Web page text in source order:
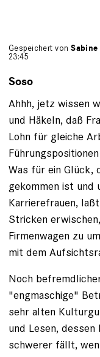
Gespeichert von
23:45
Soso
Ahhh, jetz wissen
und Häkeln, daß
Lohn für gleiche
Was für ein Glück,
gekommen ist und
Karrierefrauen,
Stricken
Firmenwagen zu
mit dem
Noch
"engmaschige"
sehr alten
und Lesen,
schwerer fällt,